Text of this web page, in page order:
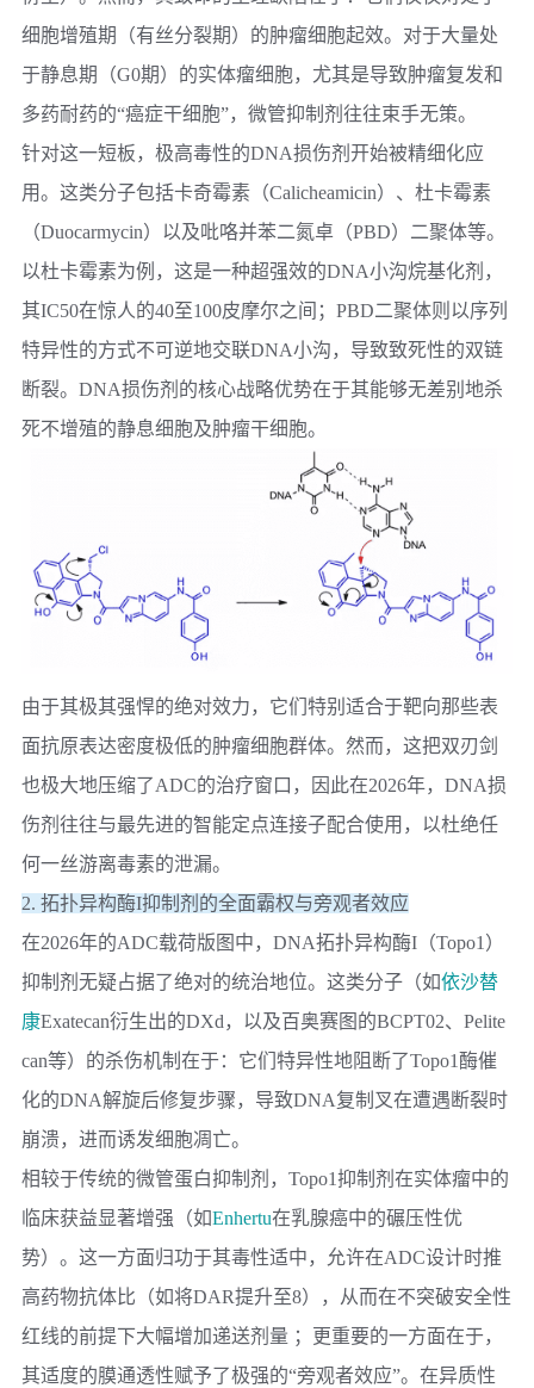
细胞增殖期（有丝分裂期）的肿瘤细胞起效。对于大量处
于静息期（G0期）的实体瘤细胞，尤其是导致肿瘤复发和
多药耐药的“癌症干细胞”，微管抑制剂往往束手无策。
针对这一短板，极高毒性的DNA损伤剂 开始被精细化应
用。这类分子包括卡奇霉素（Calicheamicin）、杜卡霉素
（Duocarmycin）以及吡咯并苯二氮卓（PBD）二聚体等。
以杜卡霉素为例，这是一种超强效的DNA小沟烷基化剂，
其IC50在惊人的40至100皮摩尔之间；PBD二聚体则以序列
特异性的方式不可逆地交联DNA小沟，导致致死性的双链
断裂。DNA损伤剂的核心战略优势在于其能够无差别地杀
死不增殖的静息细胞及肿瘤干细胞。
由于其极其强悍的绝对效力，它们特别适合于靶向那些表
面抗原表达密度极低的肿瘤细胞群体。然而，这把双刃剑
也极大地压缩了ADC的治疗窗口，因此在2026年，DNA损
伤剂往往与最先进的智能定点连接子配合使用，以杜绝任
何一丝游离毒素的泄漏。
2. 拓扑异构酶I抑制剂的全面霸权与旁观者效应
在2026年的ADC载荷版图中， DNA拓扑异构酶I（Topo1）
抑制剂 无疑占据了绝对的统治地位。这类分子（如依沙替
康Exatecan衍生出的DXd，以及百奥赛图 的BCPT02、Pelite
can等）的杀伤机制在于：它们特异性地阻断了Topo1酶催
化的DNA解旋后修复步骤，导致DNA复制叉在遭遇断裂时
崩溃，进而诱发细胞凋亡。
相较于传统的微管蛋白抑制剂，Topo1抑制剂在实体瘤中的
临床获益显著增强（如Enhertu在乳腺癌中的碾压性优
势）。这一方面归功于其毒性适中，允许在ADC设计时推
高药物抗体比（如将DAR提升至8），从而在不突破安全性
红线的前提下大幅增加递送剂量 ；更重要的一方面在于，
其适度的膜通透性赋予了极强的“旁观者效应”。在异质性